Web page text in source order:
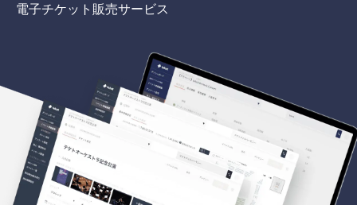
電子チケット販売サービス